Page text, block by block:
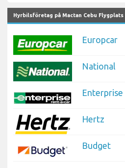
Hyrbilsföretag på Mactan Cebu Flygplats
Europcar
National
Enterprise
Hertz
Budget